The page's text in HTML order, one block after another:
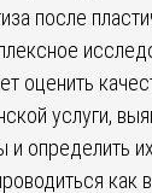
после
оценить
услуги,
и определить
как